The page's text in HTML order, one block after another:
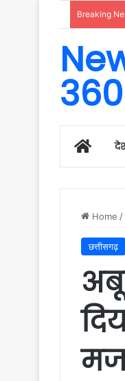
Breaking
360
Home
Home /
छत्तीसगढ़